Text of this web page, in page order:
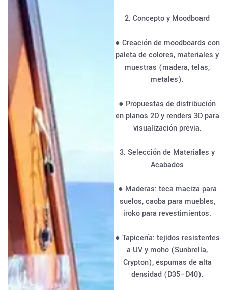
2. Concepto y Moodboard
● Creación de moodboards con
paleta de colores, materiales y
muestras (madera, telas,
metales).
● Propuestas de distribución
en planos 2D y renders 3D para
visualización previa.
3. Selección de Materiales y
Acabados
● Maderas: teca maciza para
suelos, caoba para muebles,
iroko para revestimientos.
● Tapicería: tejidos resistentes
a UV y moho (Sunbrella,
Crypton), espumas de alta
densidad (D35–D40).